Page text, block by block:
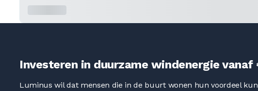
Investeren in duurzame windenergie vanaf
Luminus wil dat mensen die in de buurt wonen hun voordeel